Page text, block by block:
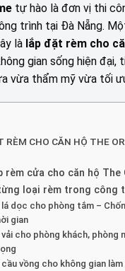
tự hào là đơn vị thi
trình tại Đà Nẵng.
là lắp đặt rèm cho
gian sống hiện đại,
vừa thẩm mỹ vừa tối
RÈM CHO CĂN HỘ THE
rèm cửa cho căn hộ The
loại rèm trong công
lá dọc cho phòng tắm –
gian
vải cho phòng khách, phòng
cầu vồng cho không gian